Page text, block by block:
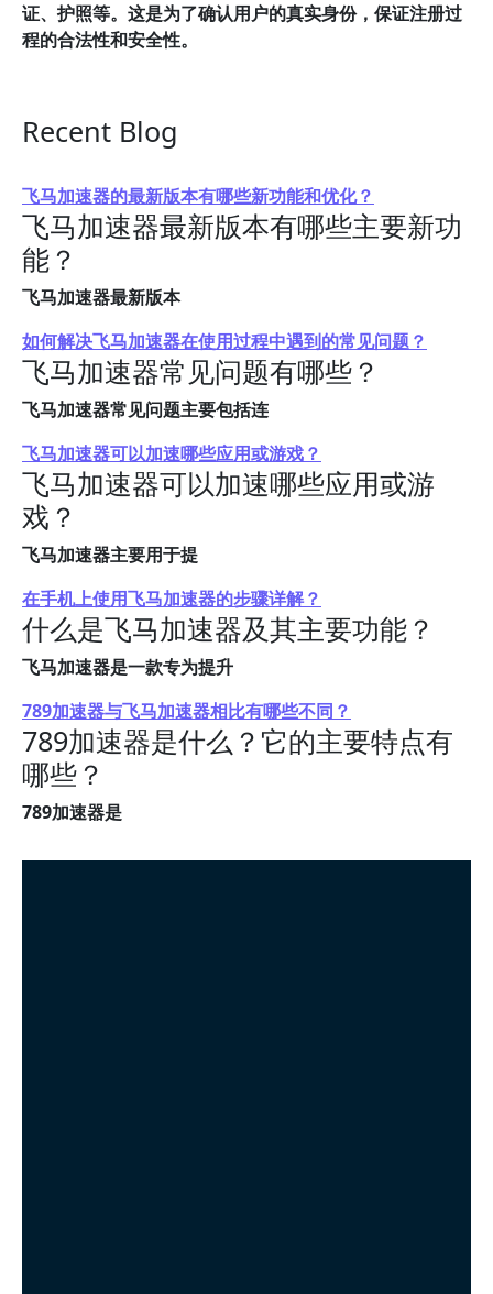
证、护照等。这是为了确认用户的真实身份，保证注册过
程的合法性和安全性。
Recent Blog
飞马加速器的最新版本有哪些新功能和优化？
飞马加速器最新版本有哪些主要新功
能？
飞马加速器最新版本
如何解决飞马加速器在使用过程中遇到的常见问题？
飞马加速器常见问题有哪些？
飞马加速器常见问题主要包括连
飞马加速器可以加速哪些应用或游戏？
飞马加速器可以加速哪些应用或游
戏？
飞马加速器主要用于提
在手机上使用飞马加速器的步骤详解？
什么是飞马加速器及其主要功能？
飞马加速器是一款专为提升
789加速器与飞马加速器相比有哪些不同？
789加速器是什么？它的主要特点有
哪些？
789加速器是